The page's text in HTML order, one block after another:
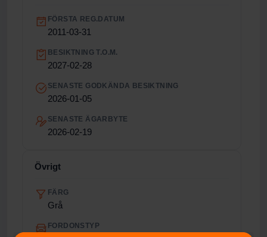
FÖRSTA REG.DATUM
2011-03-31
BESIKTNING T.O.M.
2027-02-28
SENASTE GODKÄNDA BESIKTNING
2026-01-05
SENASTE ÄGARBYTE
2026-02-19
Övrigt
FÄRG
Grå
FORDONSTYP